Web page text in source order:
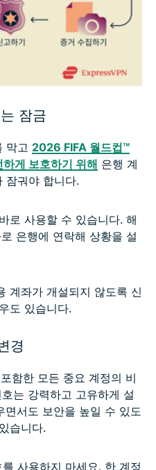
잠금
막고 2026 FIFA 월드컵™
게 보호하기 위해 은행 계
잠궈야 합니다.
로 사용할 수 있습니다. 해
은행에 연락해 상황을 설
계좌가 개설되지 않도록 신
도 있습니다.
경
함한 모든 중요 계정의 비
는 강력하고 고유하게 설
면서도 보안을 높일 수 있도
습니다.
사용하지 마세요. 한 계정